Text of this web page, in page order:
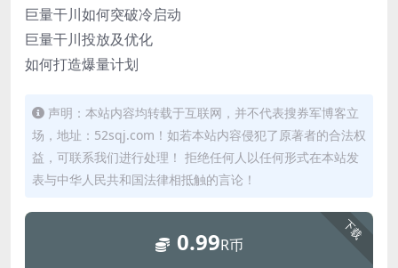
巨量干川如何突破冷启动
巨量干川投放及优化
如何打造爆量计划
声明：本站内容均转载于互联网，并不代表搜券军博客立
场，地址：52sqj.com！如若本站内容侵犯了原著者的合法权
益，可联系我们进行处理！ 拒绝任何人以任何形式在本站发
表与中华人民共和国法律相抵触的言论！
下载
0.99R币